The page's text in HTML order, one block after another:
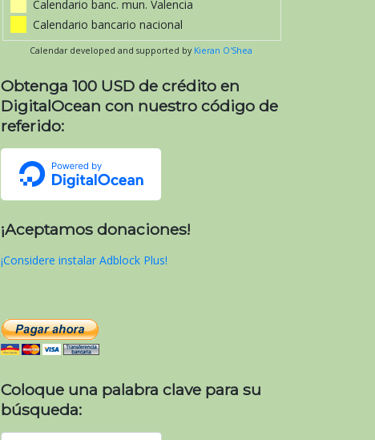
Calendario banc. mun. Valencia
Calendario bancario nacional
Calendar developed and supported by Kieran O'Shea
Obtenga 100 USD de crédito en
DigitalOcean con nuestro código de
referido:
¡Aceptamos donaciones!
¡Considere instalar Adblock Plus!
Coloque una palabra clave para su
búsqueda: